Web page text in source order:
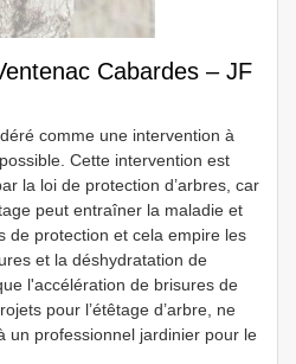
Cabardes – JF
comme une intervention à
Cette intervention est
la loi de protection d’arbres, car
peut entraîner la maladie et
de protection et cela empire les
et la déshydratation de
l'accélération de brisures de
pour l’étêtage d’arbre, ne
un professionnel jardinier pour le